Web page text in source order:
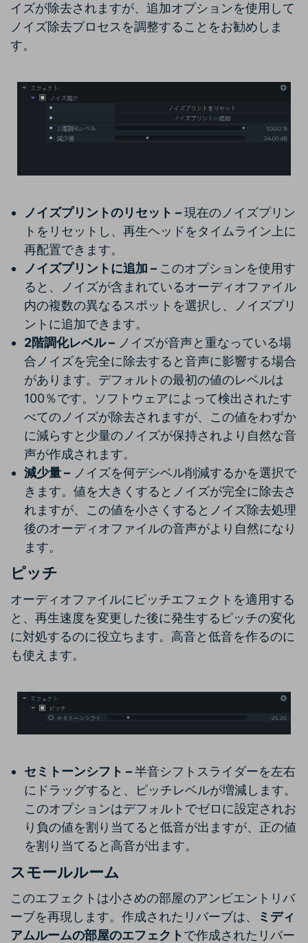
イズが除去されますが、追加オプションを使用して
ノイズ除去プロセスを調整することをお勧めしま
す。
ノイズプリントのリセット –現在のノイズプリン
トをリセットし、再生ヘッドをタイムライン上に
再配置できます。
ノイズプリントに追加 – このオプションを使用す
ると、ノイズが含まれているオーディオファイル
内の複数の異なるスポットを選択し、ノイズプリ
ントに追加できます。
2階調化レベル – ノイズが音声と重なっている場
合ノイズを完全に除去すると音声に影響する場合
があります。デフォルトの最初の値のレベルは
100％です。ソフトウェアによって検出されたす
べてのノイズが除去されますが、この値をわずか
に減らすと少量のノイズが保持されより自然な音
声が作成されます。
減少量 – ノイズを何デシベル削減するかを選択で
きます。値を大きくするとノイズが完全に除去さ
れますが、この値を小さくするとノイズ除去処理
後のオーディオファイルの音声がより自然になり
ます。
ピッチ
オーディオファイルにピッチエフェクトを適用する
と、再生速度を変更した後に発生するピッチの変化
に対処するのに役立ちます。高音と低音を作るのに
も使えます。
セミトーンシフト –半音シフトスライダーを左右
にドラッグすると、ピッチレベルが増減します。
このオプションはデフォルトでゼロに設定されお
り負の値を割り当てると低音が出ますが、正の値
を割り当てると高音が出ます。
スモールルーム
このエフェクトは小さめの部屋のアンビエントリバ
ーブを再現します。作成されたリバーブは、
ミディ
アムルームの部屋のエフェクトで作成されたリバー